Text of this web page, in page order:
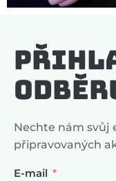
Nechte nám svůj
připravovaných
E-mail